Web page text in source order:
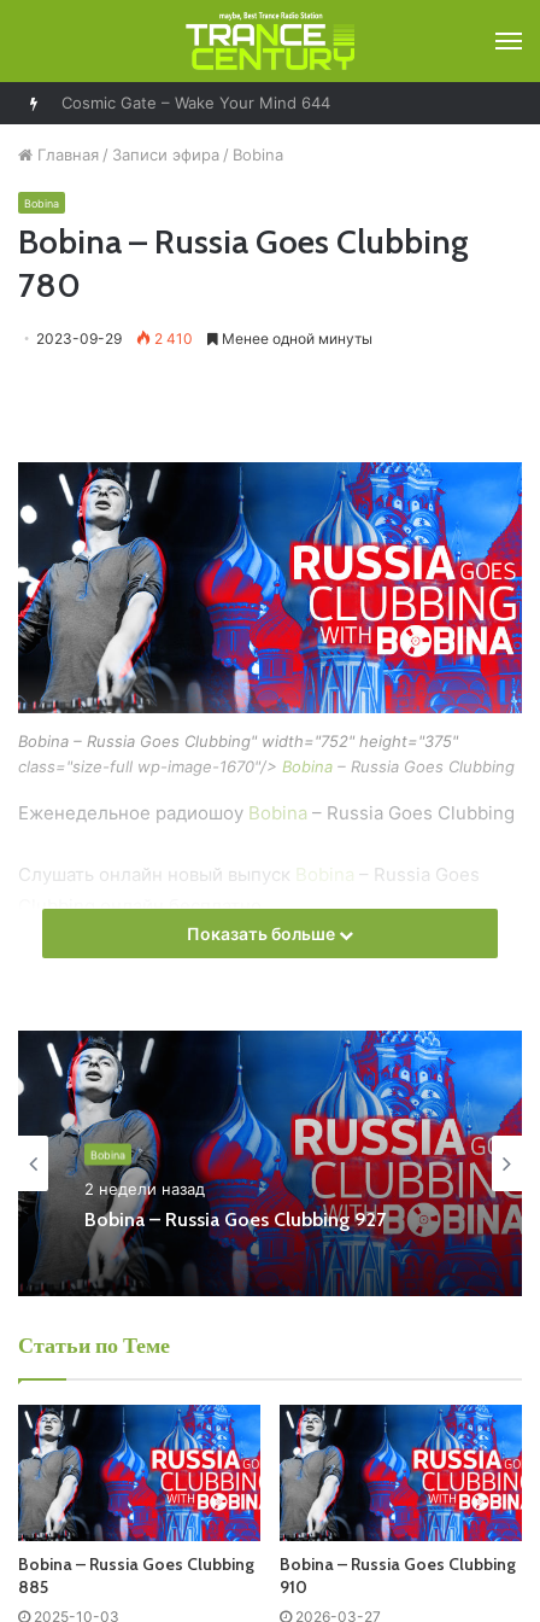
Cosmic Gate – Wake Your Mind 644
Главная / Записи эфира / Bobina
Bobina
Bobina – Russia Goes Clubbing
780
2023-09-29 2 410 Менее одной минуты
Bobina – Russia Goes Clubbing" width="752" height="375"
class="size-full wp-image-1670"/> Bobina – Russia Goes Clubbing
Еженедельное радиошоу Bobina – Russia Goes Clubbing
Слушать онлайн новый выпуск Bobina – Russia Goes
Clubbing онлайн бесплатно
Clubbing в формате mp3. Лучшая музыкальная подборка
и альбомы исполнителя bobina.
Also you can find all episodes of radioshowBobina–
Russia Goes Clubbing Free Listen and Download MP3
Ближайший эфир:
Среда
Bobina - Russia Goes Clubbing
Запись выпусков
Слушай и добавляй плейлист VK:
Показать больше
Bobina
2 недели назад
Bobina – Russia Goes Clubbing 927
Статьи по Теме
Bobina – Russia Goes Clubbing
885
2025-10-03
Bobina – Russia Goes Clubbing
910
2026-03-27